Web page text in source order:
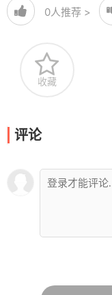
0人推荐 >
收藏
评论